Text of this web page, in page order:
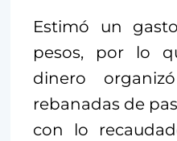
Estimó un
pesos, por lo
dinero
rebanadas de
con lo